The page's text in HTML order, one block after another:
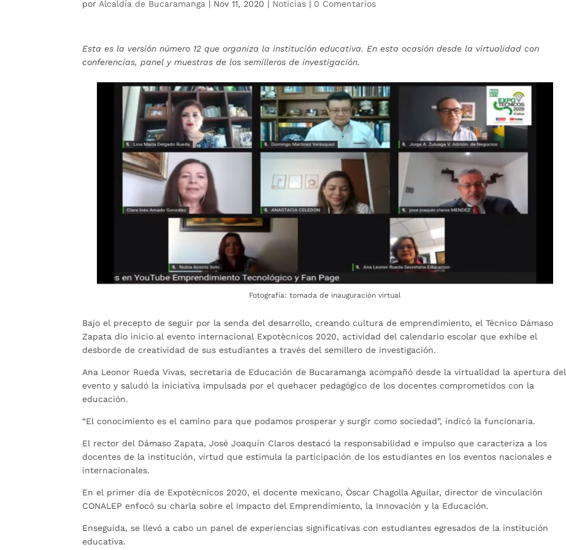
por Alcaldía de Bucaramanga | Nov 11, 2020 | Noticias | 0 Comentarios
Esta es la versión número 12 que organiza la institución educativa. En esta ocasión desde la virtualidad con
conferencias, panel y muestras de los semilleros de investigación.
Fotografía: tomada de inauguración virtual
Bajo el precepto de seguir por la senda del desarrollo, creando cultura de emprendimiento, el Técnico Dámaso
Zapata dio inicio al evento internacional Expotècnicos 2020, actividad del calendario escolar que exhibe el
desborde de creatividad de sus estudiantes a través del semillero de investigación.
Ana Leonor Rueda Vivas, secretaria de Educación de Bucaramanga acompañó desde la virtualidad la apertura del
evento y saludó la iniciativa impulsada por el quehacer pedagógico de los docentes comprometidos con la
educación.
“El conocimiento es el camino para que podamos prosperar y surgir como sociedad”, indicó la funcionaria.
El rector del Dámaso Zapata, José Joaquín Claros destacó la responsabilidad e impulso que caracteriza a los
docentes de la institución, virtud que estimula la participación de los estudiantes en los eventos nacionales e
internacionales.
En el primer día de Expotècnicos 2020, el docente mexicano, Òscar Chagolla Aguilar, director de vinculación
CONALEP enfocó su charla sobre el Impacto del Emprendimiento, la Innovación y la Educación.
Enseguida, se llevó a cabo un panel de experiencias significativas con estudiantes egresados de la institución
educativa.